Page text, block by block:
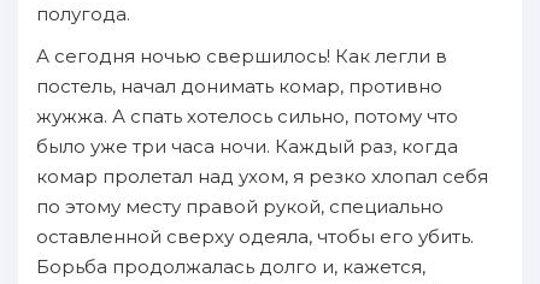
полугода.
А сегодня ночью свершилось! Как легли в
постель, начал донимать комар, противно
жужжа. А спать хотелось сильно, потому что
было уже три часа ночи. Каждый раз, когда
комар пролетал над ухом, я резко хлопал себя
по этому месту правой рукой, специально
оставленной сверху одеяла, чтобы его убить.
Борьба продолжалась долго и, кажется,